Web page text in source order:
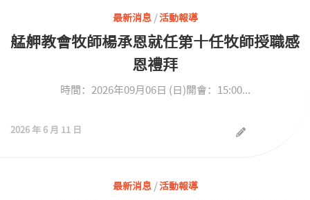
最新消息/活動報導
艋舺教會牧師楊承恩就任第十任牧師授職感
恩禮拜
時間：2026年09月06日 (日)開會：15:00...
2026 年 6 月 11 日
最新消息/活動報導